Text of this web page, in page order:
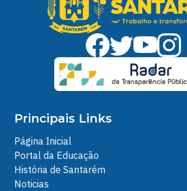
Principais Links
Página Inicial
Portal da Educação
História de Santarém
Noticias